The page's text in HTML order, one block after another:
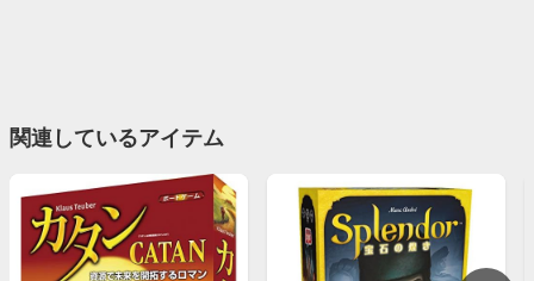
関連しているアイテム